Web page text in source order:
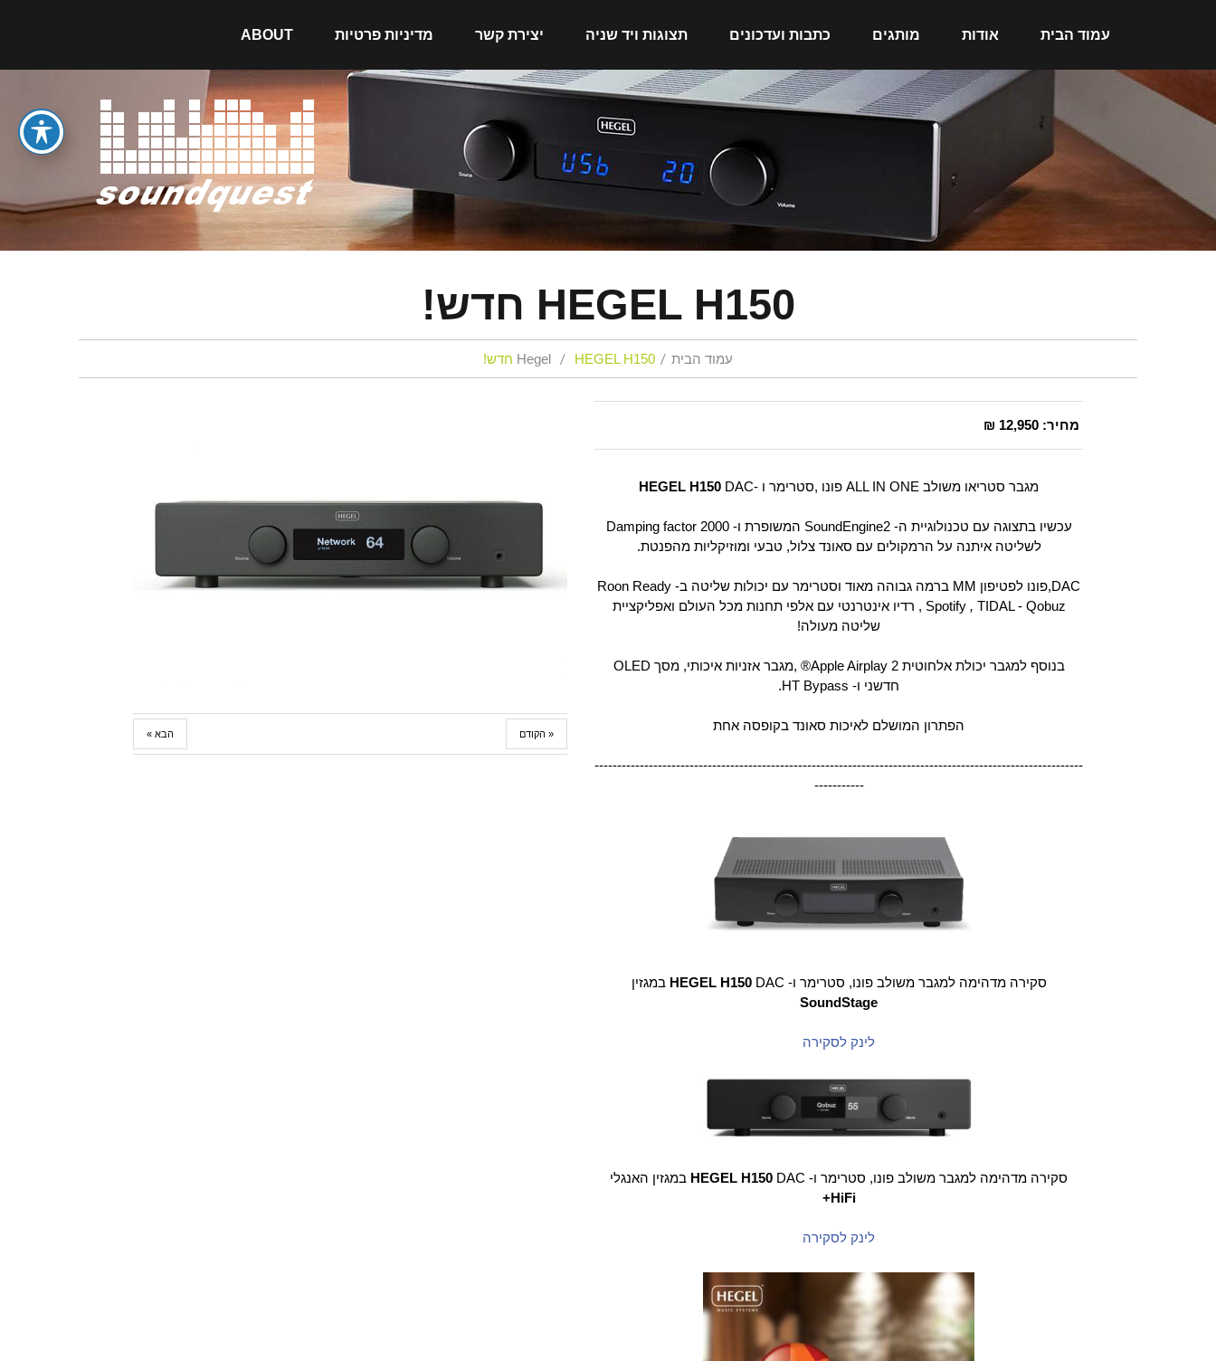
עמוד הבית אודות מותגים כתבות ועדכונים תצוגות ויד שניה יצירת קשר מדיניות פרטיות ABOUT
HEGEL H150 חדש!
עמוד הבית Hegel HEGEL H150 חדש!
« הקודם הבא »
מחיר:12,950 ₪
מגבר סטריאו משולב ALL IN ONE פונו ,סטרימר ו - HEGEL H150 DAC
עכשיו בתצוגה עם טכנולוגיית ה- SoundEngine2 המשופרת ו- 2000 Damping factor
לשליטה איתנה על הרמקולים עם סאונד צלול, טבעי ומוזיקליות מהפנטת.
DAC,פונו לפטיפון MM ברמה גבוהה מאוד וסטרימר עם יכולות שליטה ב- Roon Ready
, Spotify ,
TIDAL - Qobuz רדיו אינטרנטי עם אלפי תחנות מכל העולם ואפליקציית
שליטה מעולה!
בנוסף למגבר יכולת אלחוטית 2 Apple Airplay® ,מגבר אזניות איכותי, מסך OLED
חדשני ו- HT Bypass.
הפתרון המושלם לאיכות סאונד בקופסה אחת
------------------------------------------------------------------------------------------------------------
-----------
סקירה מדהימה למגבר משולב פונו, סטרימר ו- HEGEL H150DAC במגזין
SoundStage
לינק לסקירה
סקירה מדהימה למגבר משולב פונו, סטרימר ו- HEGEL H150 DAC במגזין האנגלי
HiFi+
לינק לסקירה